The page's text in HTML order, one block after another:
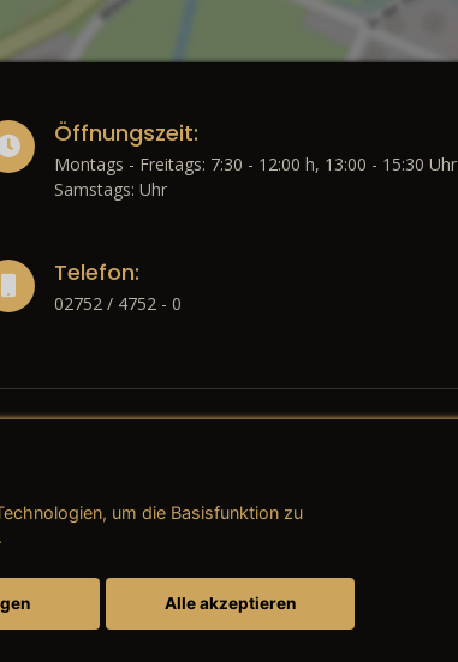
Öffnungszeit:
Montags - Freitags: 7:30 - 12:00 h, 13:00 - 15:30 Uhr
Samstags: Uhr
Telefon:
02752 / 4752 - 0
→ AGB (Teile & Zubehör)
um die Basisfunktion zu
Alle akzeptieren